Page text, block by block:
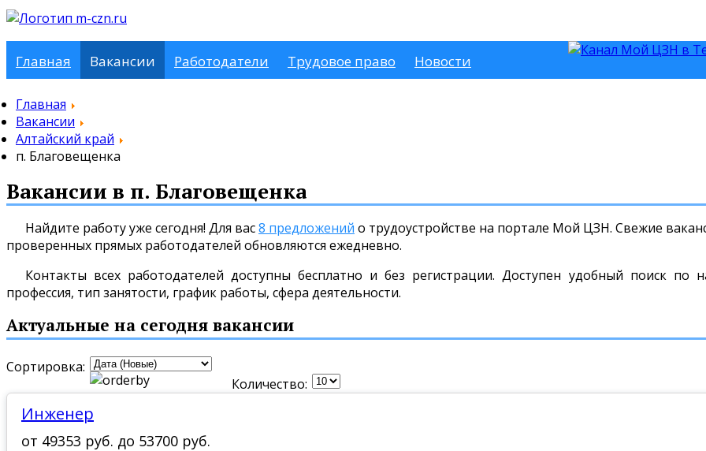
Главная Вакансии Работодатели Трудовое право Новости
Главная
Вакансии
Алтайский край
п. Благовещенка
Вакансии в п. Благовещенка
Найдите работу уже сегодня! Для вас8 предложений о трудоустройстве на портале Мой ЦЗН. Свежие
проверенных прямых работодателей обновляются ежедневно.
Контакты всех работодателей доступны бесплатно и без регистрации. Доступен удобный поиск по
профессия, тип занятости, график работы, сфера деятельности.
Актуальные на сегодня вакансии
Сортировка:
Количество:
Инженер
от 49353 руб. до 53700 руб.